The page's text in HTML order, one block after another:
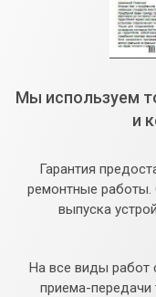
Мы используем
и
Гарантия
ремонтные работы.
выпуска
На все виды работ
приема-передачи